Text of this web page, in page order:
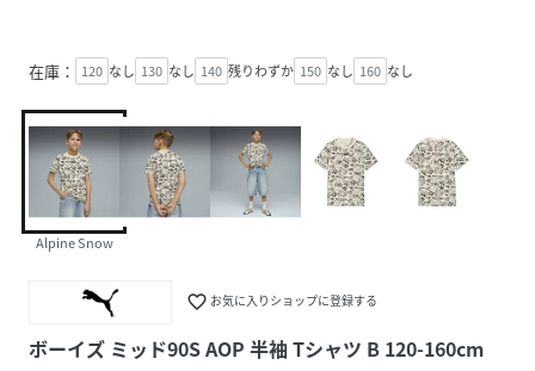
在庫： 120 なし 130 なし 140 残りわずか 150 なし 160 なし
Alpine Snow
favorite_border お気に入りショップに登録する
ボーイズ ミッド90S AOP 半袖 Tシャツ B 120-160cm